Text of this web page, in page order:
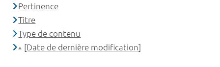
Pertinence
Titre
Type de contenu
[Date de dernière modification]